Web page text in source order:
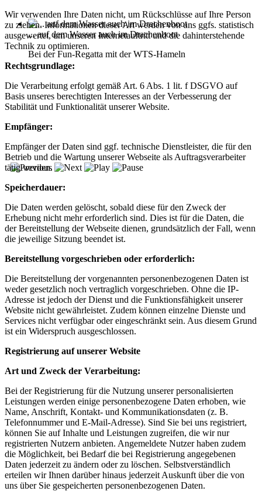
... auf dem Wasser auch im Drachenboot
Bei der Fun-Regatta mit der WTS-Hameln
Wir verwenden Ihre Daten nicht, um Rückschlüsse auf Ihre Person
zu ziehen. Informationen dieser Art werden von uns ggfs. statistisch
ausgewertet, um unseren Internetauftritt und die dahinterstehende
Technik zu optimieren.
Rechtsgrundlage:
Die Verarbeitung erfolgt gemäß Art. 6 Abs. 1 lit. f DSGVO auf
Basis unseres berechtigten Interesses an der Verbesserung der
Stabilität und Funktionalität unserer Website.
Empfänger:
Empfänger der Daten sind ggf. technische Dienstleister, die für den
Betrieb und die Wartung unserer Webseite als Auftragsverarbeiter
tätig werden.
Speicherdauer:
Die Daten werden gelöscht, sobald diese für den Zweck der
Erhebung nicht mehr erforderlich sind. Dies ist für die Daten, die
der Bereitstellung der Webseite dienen, grundsätzlich der Fall, wenn
die jeweilige Sitzung beendet ist.
Bereitstellung vorgeschrieben oder erforderlich:
Die Bereitstellung der vorgenannten personenbezogenen Daten ist
weder gesetzlich noch vertraglich vorgeschrieben. Ohne die IP-
Adresse ist jedoch der Dienst und die Funktionsfähigkeit unserer
Website nicht gewährleistet. Zudem können einzelne Dienste und
Services nicht verfügbar oder eingeschränkt sein. Aus diesem Grund
ist ein Widerspruch ausgeschlossen.
Registrierung auf unserer Website
Art und Zweck der Verarbeitung:
Bei der Registrierung für die Nutzung unserer personalisierten
Leistungen werden einige personenbezogene Daten erhoben, wie
Name, Anschrift, Kontakt- und Kommunikationsdaten (z. B.
Telefonnummer und E-Mail-Adresse). Sind Sie bei uns registriert,
können Sie auf Inhalte und Leistungen zugreifen, die wir nur
registrierten Nutzern anbieten. Angemeldete Nutzer haben zudem
die Möglichkeit, bei Bedarf die bei Registrierung angegebenen
Daten jederzeit zu ändern oder zu löschen. Selbstverständlich
erteilen wir Ihnen darüber hinaus jederzeit Auskunft über die von
uns über Sie gespeicherten personenbezogenen Daten.